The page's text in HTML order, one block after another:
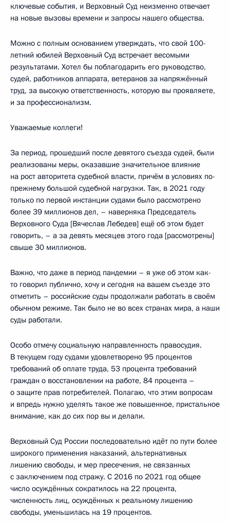
ключевые события, и Верховный Суд неизменно отвечает
на новые вызовы времени и запросы нашего общества.
Можно с полным основанием утверждать, что свой 100-
летний юбилей Верховный Суд встречает весомыми
результатами. Хотел бы поблагодарить его руководство,
судей, работников аппарата, ветеранов за напряжённый
труд, за высокую ответственность, которую вы проявляете,
и за профессионализм.
Уважаемые коллеги!
За период, прошедший после девятого съезда судей, были
реализованы меры, оказавшие значительное влияние
на рост авторитета судебной власти, причём в условиях по-
прежнему большой судебной нагрузки. Так, в 2021 году
только по первой инстанции судами было рассмотрено
более 39 миллионов дел, – наверняка Председатель
Верховного Суда [Вячеслав Лебедев] ещё об этом будет
говорить, – а за девять месяцев этого года [рассмотрены]
свыше 30 миллионов.
Важно, что даже в период пандемии – я уже об этом как-
то говорил публично, хочу и сегодня на вашем съезде это
отметить – российские суды продолжали работать в своём
обычном режиме. Так было не во всех странах мира, а наши
суды работали.
Особо отмечу социальную направленность правосудия.
В текущем году судами удовлетворено 95 процентов
требований об оплате труда, 53 процента требований
граждан о восстановлении на работе, 84 процента –
о защите прав потребителей. Полагаю, что этим вопросам
и впредь нужно уделять такое же повышенное, пристальное
внимание, как до сих пор вы и делали.
Верховный Суд России последовательно идёт по пути более
широкого применения наказаний, альтернативных
лишению свободы, и мер пресечения, не связанных
с заключением под стражу. С 2016 по 2021 год общее
число осуждённых сократилось на 22 процента,
численность лиц, осуждённых к реальному лишению
свободы, уменьшилась на 19 процентов.